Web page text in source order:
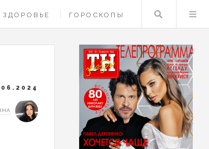
ЗДОРОВЬЕ ГОРОСКОПЫ Поиск